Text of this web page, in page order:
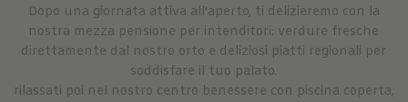
Dopo una giornata attiva all'aperto, ti delizieremo con la
nostra mezza pensione per intenditori: verdure fresche
direttamente dal nostro orto e deliziosi piatti regionali per
soddisfare il tuo palato.
rilassati poi nel nostro centro benessere con piscina coperta,